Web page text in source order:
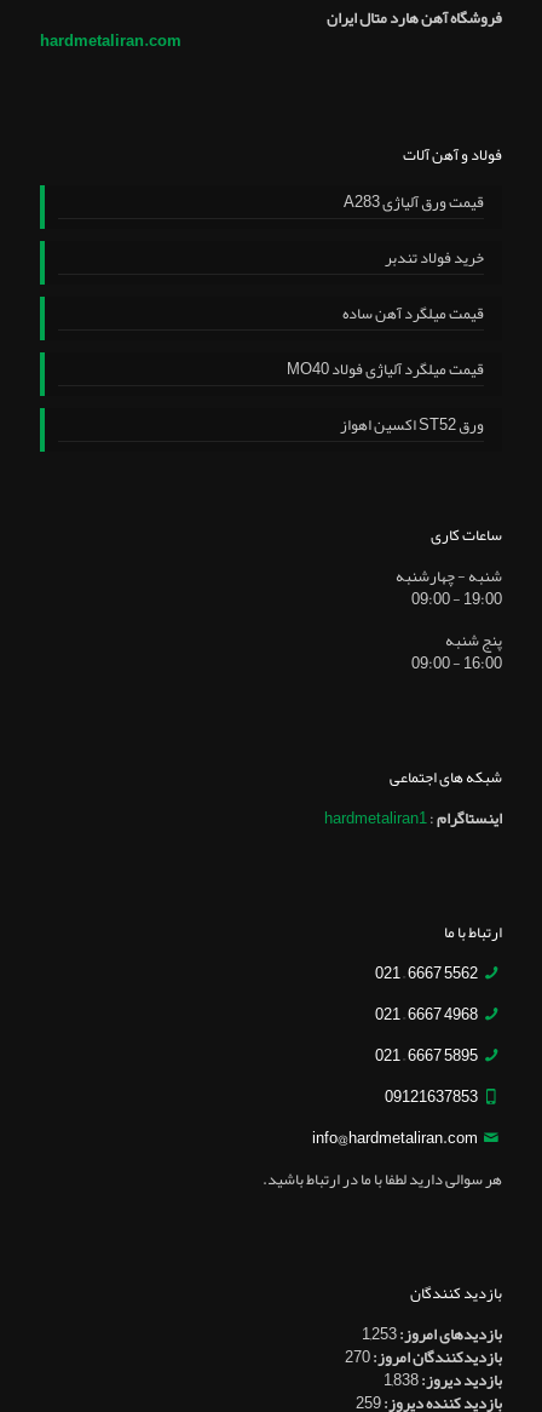
فروشگاه آهن هارد متال ایران
hardmetaliran.com
فولاد و آهن آلات
قیمت ورق آلیاژی A283
خرید فولاد تندبر
قیمت میلگرد آهن ساده
قیمت میلگرد آلیاژی فولاد MO40
ورق ST52 اکسین اهواز
ساعات کاری
شنبه - چهارشنبه
19:00 - 09:00
پنج شنبه
16:00 - 09:00
شبکه های اجتماعی
اینستاگرام:
hardmetaliran1
ارتباط با ما
5562 6667 – 021
4968 6667 – 021
5895 6667 – 021
09121637853
info@hardmetaliran.com
هر سوالی دارید لطفا با ما در ارتباط باشید.
بازدید کنندگان
بازدیدهای امروز:1,253
بازدیدکنندگان امروز:270
بازدید دیروز:1,838
بازدید کننده دیروز:259